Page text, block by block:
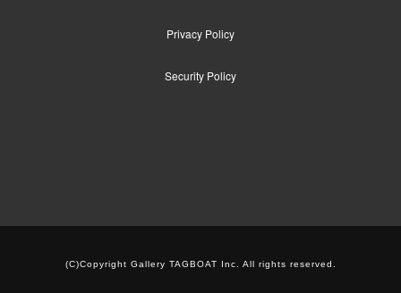
Privacy Policy
Security Policy
(C)Copyright Gallery TAGBOAT Inc. All rights reserved.